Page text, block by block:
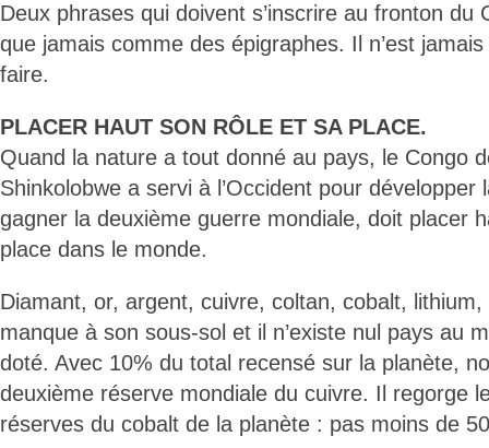
Deux phrases qui doivent s’inscrire au fronton du
que jamais comme des épigraphes. Il n’est
faire.
PLACER HAUT SON RÔLE ET SA PLACE.
Quand la nature a tout donné au pays, le Congo
Shinkolobwe a servi à l’Occident pour
gagner la deuxième guerre mondiale, doit placer
place dans le monde.
Diamant, or, argent, cuivre, coltan, cobalt,
manque à son sous-sol et il n’existe nul pays au
doté. Avec 10% du total recensé sur la planète,
deuxième réserve mondiale du cuivre. Il regorge
réserves du cobalt de la planète : pas moins de